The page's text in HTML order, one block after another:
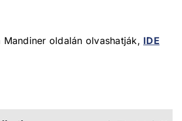
oldalán olvashatják, IDE